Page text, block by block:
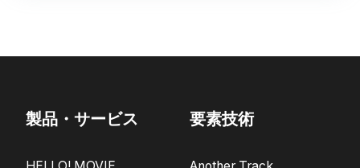
製品・サービス 要素技術